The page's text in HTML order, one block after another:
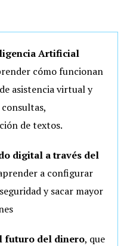
Artificial
cómo funcionan
asistencia virtual y
de textos.
digital a través del
a configurar
y sacar mayor
futuro del dinero, que